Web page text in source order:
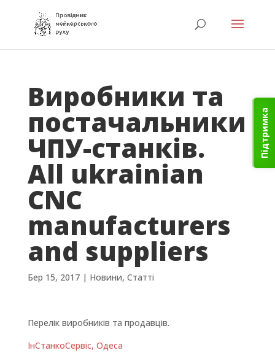
Підтримка
Виробники та
постачальники
ЧПУ-станків.
All ukrainian
CNC
manufacturers
and suppliers
Бер 15, 2017| Новини, Статті
Перелік виробників та продавців.
ІнСтанкоСервіс, Одеса